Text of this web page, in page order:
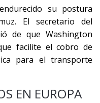
su postura
El secretario del
de que Washington
facilite el cobro de
para el transporte
EN EUROPA